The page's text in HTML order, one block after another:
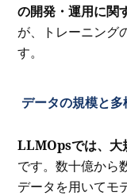
の開発・運用に関
が、トレーニング
す。
データの規模と多
LLMOpsでは、大
です。数十億から
データを用いてモ